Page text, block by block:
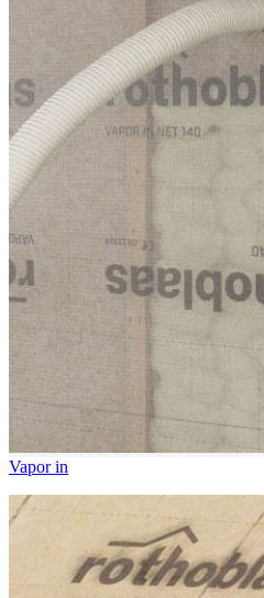
Vapor in